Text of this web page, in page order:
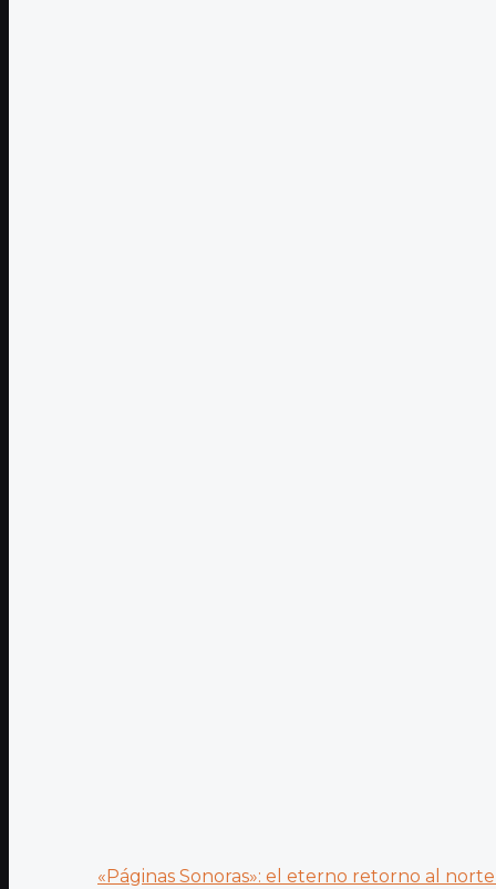
«Páginas Sonoras»: el eterno retorno al norte